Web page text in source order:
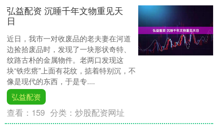
弘益配资 沉睡千年文物重见天
日
近日，我市一对收废品的老夫妻在河道
边捡拾废品时，发现了一块形状奇特、
纹路古朴的金属物件。老两口发现这
块“铁疙瘩”上面有花纹，掂着特别沉，不
像是现代的东西，于是专....
弘益配资
查看： 159 分类：炒股配资网址